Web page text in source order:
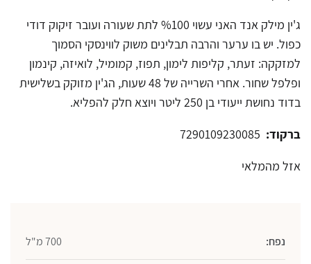
ג'ין מילק אנד האני עשוי %100 לתת שעורה ועובר זיקוק דודי
כפול. יש בו ערער והרבה תבלינים משוק לווינסקי הסמוך
למזקקה: זעתר, קליפות לימון, תפוז, קמומיל, לואיזה, קינמון
ופלפל שחור. אחרי השרייה של 48 שעות, הג'ין מזוקק בשלישית
בדוד נחושת ייעודי בן 250 ליטר ויוצא חלק להפליא.
ברקוד:
אזל מהמלאי
נפח: 700 מ"ל